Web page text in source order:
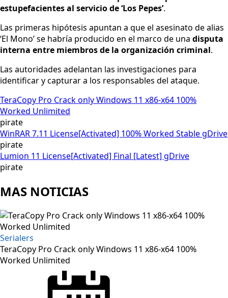
estupefacientes al servicio de ‘Los Pepes’.
Las primeras hipótesis apuntan a que el asesinato de alias
‘El Mono’ se habría producido en el marco de una disputa
interna entre miembros de la organización criminal.
Las autoridades adelantan las investigaciones para
identificar y capturar a los responsables del ataque.
TeraCopy Pro Crack only Windows 11 x86-x64 100%
Worked Unlimited
pirate
WinRAR 7.11 License[Activated] 100% Worked Stable gDrive
pirate
Lumion 11 License[Activated] Final [Latest] gDrive
pirate
MAS NOTICIAS
Serialers
TeraCopy Pro Crack only Windows 11 x86-x64 100%
Worked Unlimited